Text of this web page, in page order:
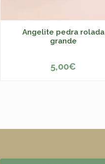
Angelite pedra rolada
grande
+
5,00€